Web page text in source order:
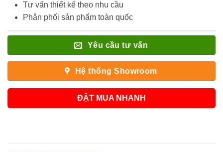
Tư vấn thiết kế theo nhu cầu
Phân phối sản phẩm toàn quốc
Yêu cầu tư vấn
Hệ thống Showroom
ĐẶT MUA NHANH